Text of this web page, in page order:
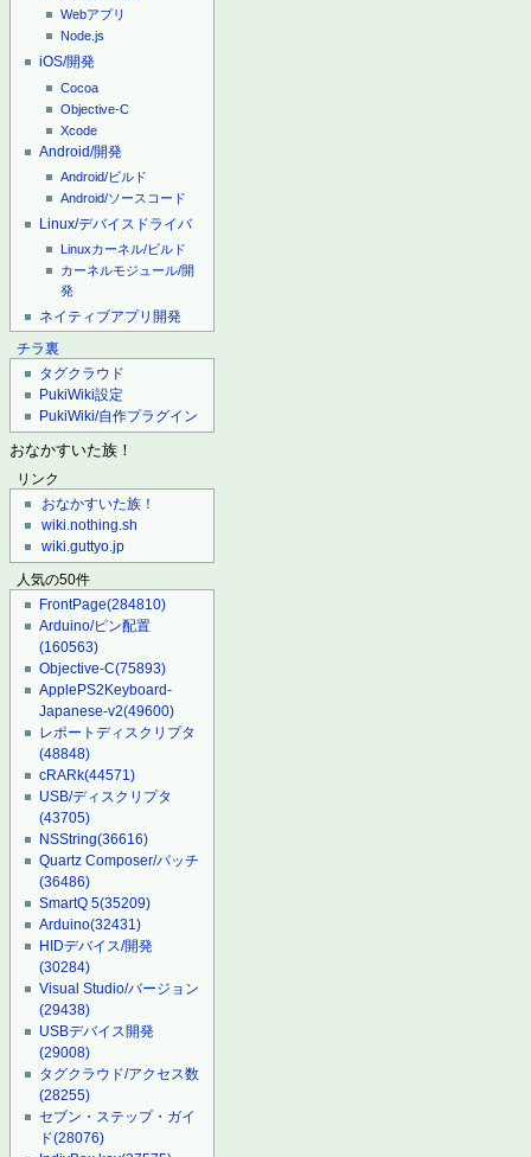
Webアプリ
Node.js
iOS/開発
Cocoa
Objective-C
Xcode
Android/開発
Android/ビルド
Android/ソースコード
Linux/デバイスドライバ
Linuxカーネル/ビルド
カーネルモジュール/開
発
ネイティブアプリ開発
チラ裏
タグクラウド
PukiWiki設定
PukiWiki/自作プラグイン
おなかすいた族！
リンク
おなかすいた族！
wiki.nothing.sh
wiki.guttyo.jp
人気の50件
FrontPage(284810)
Arduino/ピン配置
(160563)
Objective-C(75893)
ApplePS2Keyboard-
Japanese-v2(49600)
レポートディスクリプタ
(48848)
cRARk(44571)
USB/ディスクリプタ
(43705)
NSString(36616)
Quartz Composer/パッチ
(36486)
SmartQ 5(35209)
Arduino(32431)
HIDデバイス/開発
(30284)
Visual Studio/バージョン
(29438)
USBデバイス開発
(29008)
タグクラウド/アクセス数
(28255)
セブン・ステップ・ガイ
ド(28076)